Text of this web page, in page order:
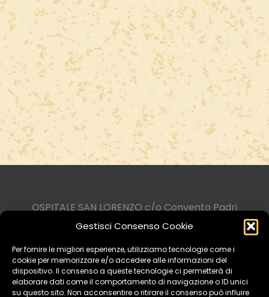
Gestisci Consenso Cookie
Per fornire le migliori esperienze, utilizziamo tecnologie come i
cookie per memorizzare e/o accedere alle informazioni del
dispositivo. Il consenso a queste tecnologie ci permetterà di
elaborare dati come il comportamento di navigazione o ID unici
su questo sito. Non acconsentire o ritirare il consenso può influire
OSPITALE SAN LORENZO c/o Convento Padri
Cappuccini di Pontremoli
Tel. 0187.830395 - Email
info@cappuccinipontremoli.it
Privacy Policy|Cookie Policy